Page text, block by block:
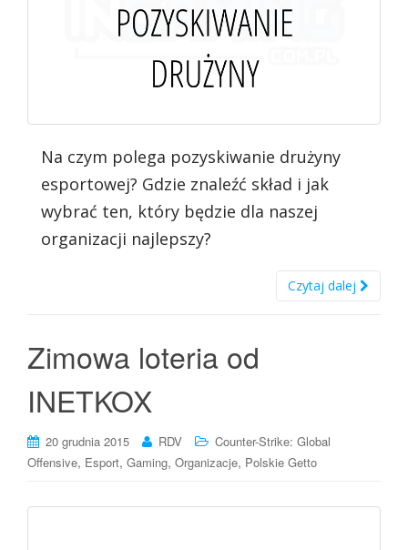
Na czym polega pozyskiwanie drużyny
esportowej? Gdzie znaleźć skład i jak
wybrać ten, który będzie dla naszej
organizacji najlepszy?
Czytaj dalej
Zimowa loteria od
INETKOX
20 grudnia 2015 RDV
Counter-Strike: Global
Offensive, Esport, Gaming, Organizacje, Polskie Getto